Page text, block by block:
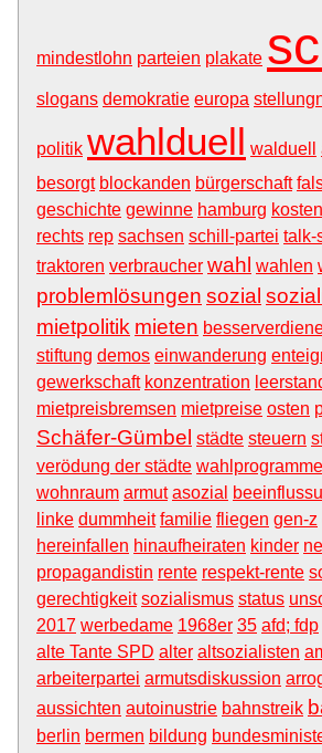
mindestlohn parteien plakate
slogans demokratie europa
politik wahlduell walduell
besorgt blockanden bürgerschaft
geschichte gewinne hamburg kosten
rechts rep sachsen schill-partei talk-
traktoren verbraucher wahl wahlen
problemlösungen sozial
mietpolitik mieten
stiftung demos einwanderung
gewerkschaft konzentration
mietpreisbremsen mietpreise osten
Schäfer-Gümbel städte steuern
verödung der städte wahlprogramme
wohnraum armut asozial
linke dummheit familie fliegen gen-z
hereinfallen hinaufheiraten kinder
propagandistin rente respekt-rente
gerechtigkeit sozialismus status
2017 werbedame 1968er 35 afd; fdp
alte Tante SPD alter altsozialisten
arbeiterpartei armutsdiskussion
aussichten autoinustrie bahnstreik
berlin bermen bildung